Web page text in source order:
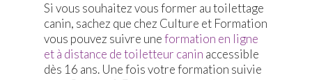
Si vous souhaitez vous former au toilettage
canin, sachez que chez Culture et Formation
vous pouvez suivre uneformation en ligne
et à distance de toiletteur canin accessible
dès 16 ans. Une fois votre formation suivie